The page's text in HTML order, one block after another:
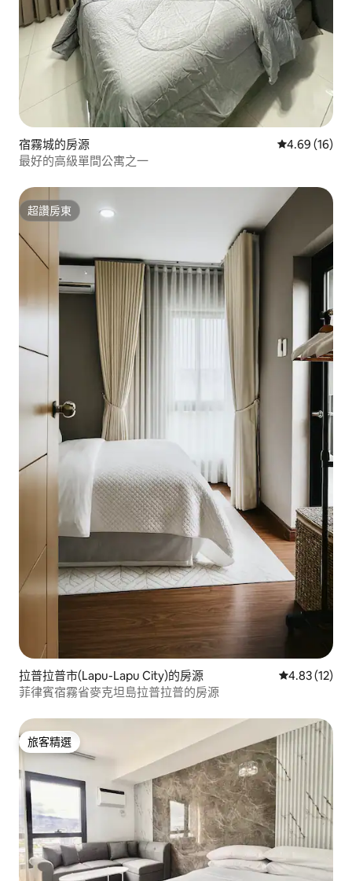
宿霧城的房源 從 16 則評價
4.69 (16)
最好的高級單間公寓之一
超讚房東
超讚房東
拉普拉普市(Lapu-Lapu City)的房源 從 12 則評價
4.83 (12)
菲律賓宿霧省麥克坦島拉普拉普的房源
旅客精選
旅客精選